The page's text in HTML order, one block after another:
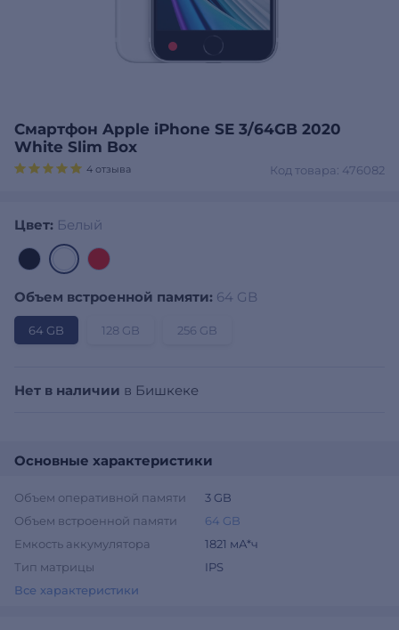
Смартфон Apple iPhone SE 3/64GB 2020
White Slim Box
Код товара: 476082
4 отзыва
Цвет: Белый
Объем встроенной памяти: 64 GB
64 GB 128 GB 256 GB
Нет в наличии в Бишкеке
Основные характеристики
Объем оперативной памяти
3 GB
Объем встроенной памяти
64 GB
Емкость аккумулятора
1821 мА*ч
Тип матрицы
IPS
Все характеристики